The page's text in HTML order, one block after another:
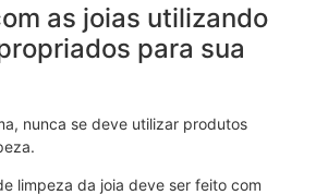
as joias utilizando
para sua
nunca se deve utilizar produtos
limpeza da joia deve ser feito com